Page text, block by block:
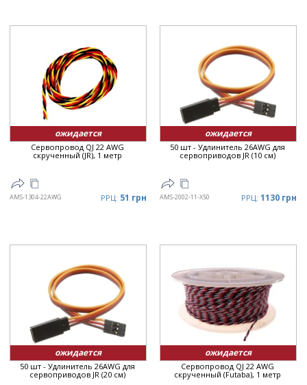
ожидается
Сервопровод QJ 22 AWG
скрученный (JR), 1 метр
AMS-1304-22AWG РРЦ: 51 грн
ожидается
50 шт - Удлинитель 26AWG для
сервоприводов JR (10 см)
AMS-2002-11-X50 РРЦ: 1130 грн
ожидается
50 шт - Удлинитель 26AWG для
сервоприводов JR (20 см)
ожидается
Сервопровод QJ 22 AWG
скрученный (Futaba), 1 метр